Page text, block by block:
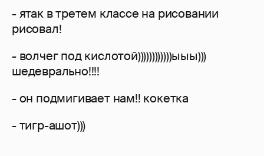
- ятак в третем классе на рисовании
рисовал!
- волчег под кислотой))))))))))))ыыы)))
шедеврально!!!!
- он подмигивает нам!! кокетка
- тигр-ашот)))